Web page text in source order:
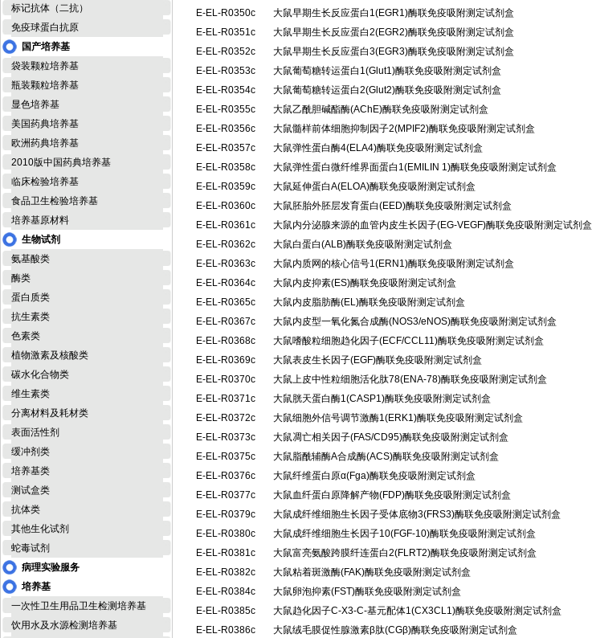
标记抗体（二抗）
免疫球蛋白抗原
国产培养基
袋装颗粒培养基
瓶装颗粒培养基
显色培养基
美国药典培养基
欧洲药典培养基
2010版中国药典培养基
临床检验培养基
食品卫生检验培养基
培养基原材料
生物试剂
氨基酸类
酶类
蛋白质类
抗生素类
色素类
植物激素及核酸类
碳水化合物类
维生素类
分离材料及耗材类
表面活性剂
缓冲剂类
培养基类
测试盒类
抗体类
其他生化试剂
蛇毒试剂
病理实验服务
培养基
一次性卫生用品卫生检测培养基
饮用水及水源检测培养基
E-EL-R0350c
大鼠早期生长反应蛋白1(EGR1)酶联免疫吸附测定试剂盒
E-EL-R0351c
大鼠早期生长反应蛋白2(EGR2)酶联免疫吸附测定试剂盒
E-EL-R0352c
大鼠早期生长反应蛋白3(EGR3)酶联免疫吸附测定试剂盒
E-EL-R0353c
大鼠葡萄糖转运蛋白1(Glut1)酶联免疫吸附测定试剂盒
E-EL-R0354c
大鼠葡萄糖转运蛋白2(Glut2)酶联免疫吸附测定试剂盒
E-EL-R0355c
大鼠乙酰胆碱酯酶(AChE)酶联免疫吸附测定试剂盒
E-EL-R0356c
大鼠髓样前体细胞抑制因子2(MPIF2)酶联免疫吸附测定试剂盒
E-EL-R0357c
大鼠弹性蛋白酶4(ELA4)酶联免疫吸附测定试剂盒
E-EL-R0358c
大鼠弹性蛋白微纤维界面蛋白1(EMILIN 1)酶联免疫吸附测定试剂盒
E-EL-R0359c
大鼠延伸蛋白A(ELOA)酶联免疫吸附测定试剂盒
E-EL-R0360c
大鼠胚胎外胚层发育蛋白(EED)酶联免疫吸附测定试剂盒
E-EL-R0361c
大鼠内分泌腺来源的血管内皮生长因子(EG-VEGF)酶联免疫吸附测定试剂盒
E-EL-R0362c
大鼠白蛋白(ALB)酶联免疫吸附测定试剂盒
E-EL-R0363c
大鼠内质网的核心信号1(ERN1)酶联免疫吸附测定试剂盒
E-EL-R0364c
大鼠内皮抑素(ES)酶联免疫吸附测定试剂盒
E-EL-R0365c
大鼠内皮脂肪酶(EL)酶联免疫吸附测定试剂盒
E-EL-R0367c
大鼠内皮型一氧化氮合成酶(NOS3/eNOS)酶联免疫吸附测定试剂盒
E-EL-R0368c
大鼠嗜酸粒细胞趋化因子(ECF/CCL11)酶联免疫吸附测定试剂盒
E-EL-R0369c
大鼠表皮生长因子(EGF)酶联免疫吸附测定试剂盒
E-EL-R0370c
大鼠上皮中性粒细胞活化肽78(ENA-78)酶联免疫吸附测定试剂盒
E-EL-R0371c
大鼠胱天蛋白酶1(CASP1)酶联免疫吸附测定试剂盒
E-EL-R0372c
大鼠细胞外信号调节激酶1(ERK1)酶联免疫吸附测定试剂盒
E-EL-R0373c
大鼠凋亡相关因子(FAS/CD95)酶联免疫吸附测定试剂盒
E-EL-R0375c
大鼠脂酰辅酶A合成酶(ACS)酶联免疫吸附测定试剂盒
E-EL-R0376c
大鼠纤维蛋白原α(Fga)酶联免疫吸附测定试剂盒
E-EL-R0377c
大鼠血纤蛋白原降解产物(FDP)酶联免疫吸附测定试剂盒
E-EL-R0379c
大鼠成纤维细胞生长因子受体底物3(FRS3)酶联免疫吸附测定试剂盒
E-EL-R0380c
大鼠成纤维细胞生长因子10(FGF-10)酶联免疫吸附测定试剂盒
E-EL-R0381c
大鼠富亮氨酸跨膜纤连蛋白2(FLRT2)酶联免疫吸附测定试剂盒
E-EL-R0382c
大鼠粘着斑激酶(FAK)酶联免疫吸附测定试剂盒
E-EL-R0384c
大鼠卵泡抑素(FST)酶联免疫吸附测定试剂盒
E-EL-R0385c
大鼠趋化因子C-X3-C-基元配体1(CX3CL1)酶联免疫吸附测定试剂盒
E-EL-R0386c
大鼠绒毛膜促性腺激素β肽(CGβ)酶联免疫吸附测定试剂盒